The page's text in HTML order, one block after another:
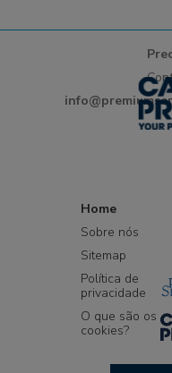
Home
Sobre nós
Sitemap
Política de
privacidade
O que são os
cookies?